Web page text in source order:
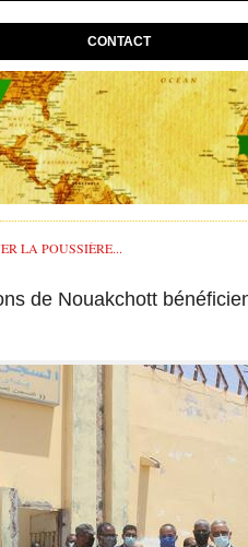
CONTACT
LA POUSSIÈRE...
de Nouakchott